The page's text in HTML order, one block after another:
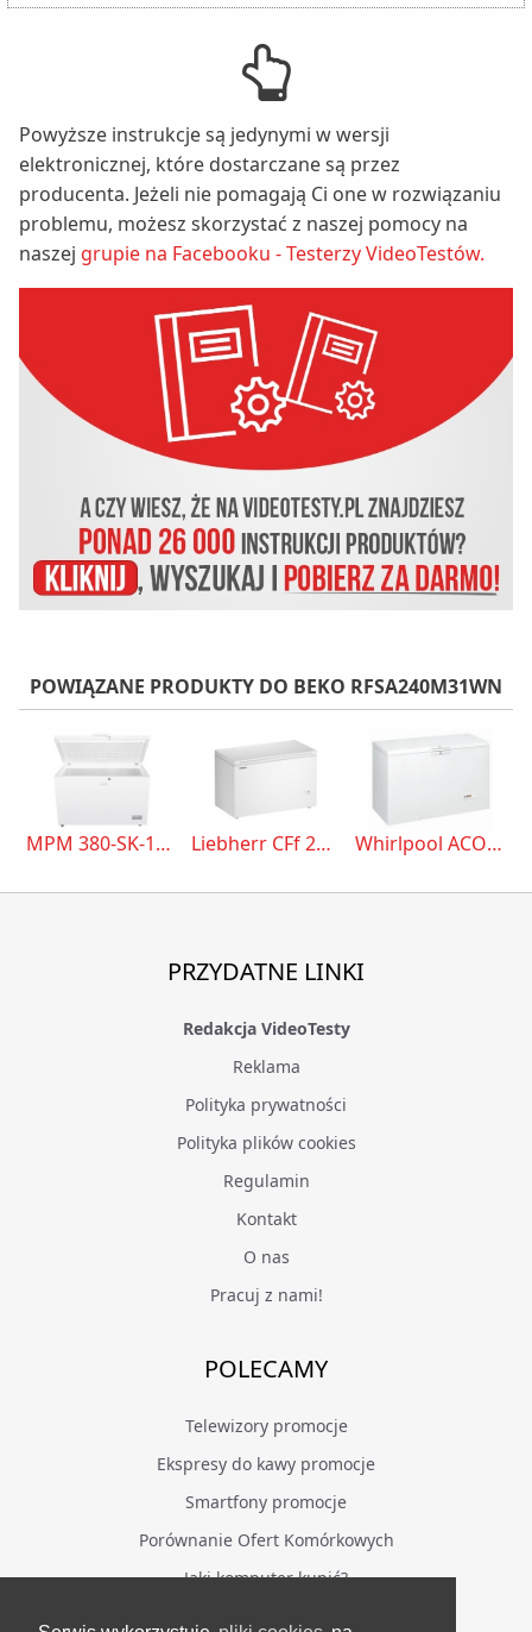
Powyższe instrukcje są jedynymi w wersji
elektronicznej, które dostarczane są przez
producenta. Jeżeli nie pomagają Ci one w rozwiązaniu
problemu, możesz skorzystać z naszej pomocy na
naszej grupie na Facebooku - Testerzy VideoTestów.
POWIĄZANE PRODUKTY DO BEKO RFSA240M31WN
MPM 380-SK-15E Liebherr CFf 2080 Pure Whirlpool ACO 432
PRZYDATNE LINKI
Redakcja VideoTesty
Reklama
Polityka prywatności
Polityka plików cookies
Regulamin
Kontakt
O nas
Pracuj z nami!
POLECAMY
Telewizory promocje
Ekspresy do kawy promocje
Smartfony promocje
Porównanie Ofert Komórkowych
Jaki komputer kupić?